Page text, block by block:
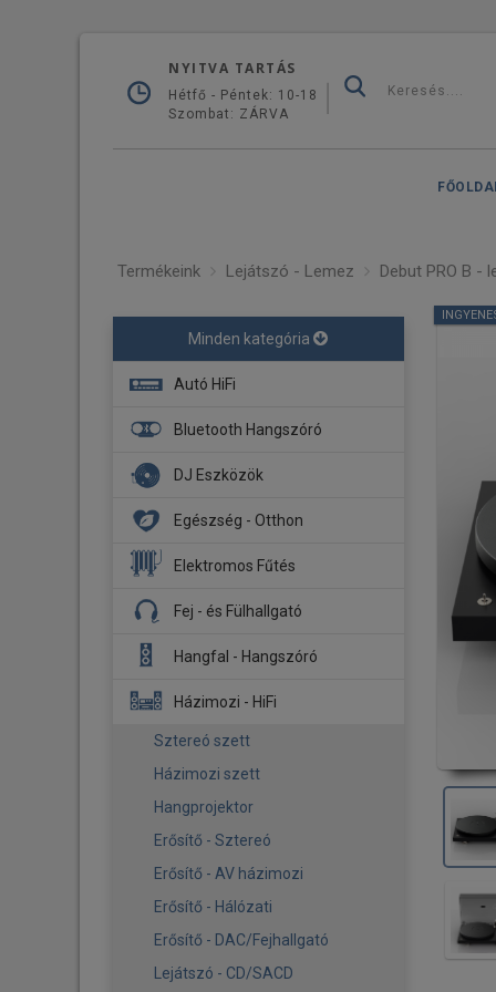
NYITVA TARTÁS
Hétfő - Péntek: 10-18
Szombat: ZÁRVA
Termékeink Lejátszó - Lemez Debut PRO B -
Minden kategória
Autó HiFi
Fejegység
Erősítő
Hangszóró
Mélysugárzó
Menetrögzítő kamerák
Kiegészítő - Tartozék
Bluetooth Hangszóró
DJ Eszközök
DJ Fejhallgató
DJ Lemezjátszó
Stúdió Monitor
Egészség - Otthon
Aroma diffúzor
Légmosó
Légtisztító
Okos otthon
Elektromos Fűtés
Fűtőpanel
Tartozék
Fej - és Fülhallgató
Fejhallgató
Tartozék
Hangfal - Hangszóró
Hangfal szettek
Házimozi - HiFi
Sztereó szett
Házimozi szett
Hangprojektor
Erősítő - Sztereó
Erősítő - AV házimozi
Erősítő - Hálózati
Erősítő - DAC/Fejhallgató
Lejátszó - CD/SACD